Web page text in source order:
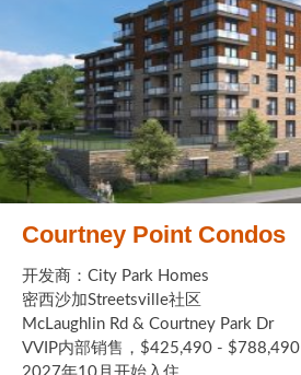
Courtney Point Condos
开发商：City Park Homes
密西沙加Streetsville社区
McLaughlin Rd & Courtney Park Dr
VVIP内部销售，$425,490 - $788,490